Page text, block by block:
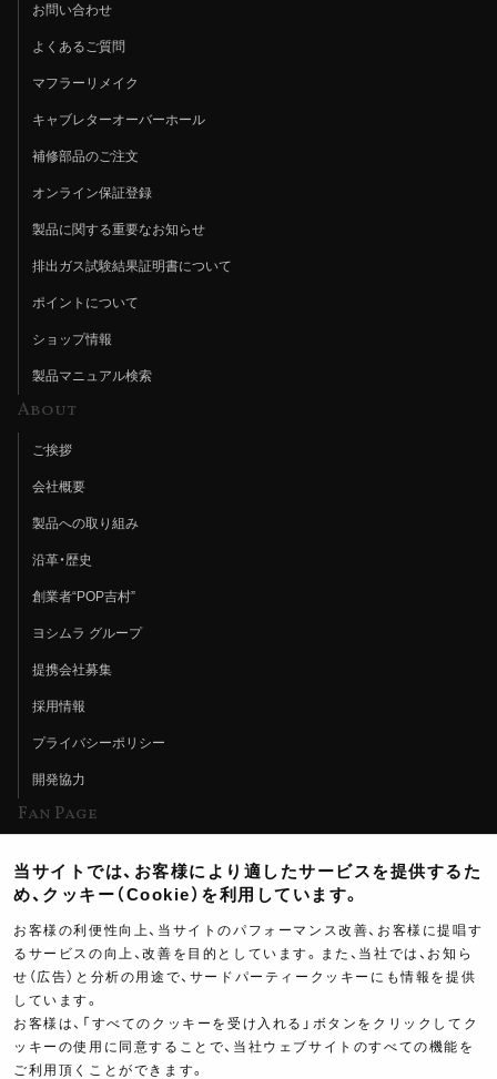
お問い合わせ
よくあるご質問
マフラーリメイク
キャブレターオーバーホール
補修部品のご注文
オンライン保証登録
製品に関する重要なお知らせ
排出ガス試験結果証明書について
ポイントについて
ショップ情報
製品マニュアル検索
About
ご挨拶
会社概要
製品への取り組み
沿革・歴史
創業者“POP吉村”
ヨシムラ グループ
提携会社募集
採用情報
プライバシーポリシー
開発協力
Fan Page
ヨシムラTV
イベント情報
イベントスケジュール
ツーリングブレイクタイム
製品ポスター
当サイトでは、お客様により適したサービスを提供するた
め、クッキー（Cookie）を利用しています。
お客様の利便性向上、当サイトのパフォーマンス改善、お客様に提唱す
るサービスの向上、改善を目的としています。また、当社では、お知ら
せ（広告）と分析の用途で、サードパーティークッキーにも情報を提供
しています。
お客様は、「すべてのクッキーを受け入れる」ボタンをクリックしてク
ッキーの使用に同意することで、当社ウェブサイトのすべての機能を
ご利用頂くことができます。